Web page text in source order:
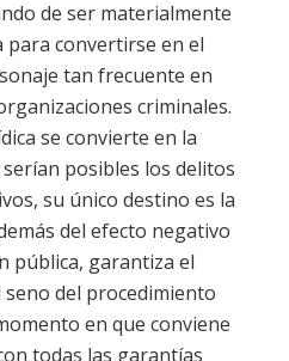
de ser materialmente
convertirse en el
tan frecuente en
criminales.
se convierte en la
posibles los delitos
su único destino es la
del efecto negativo
pública, garantiza el
del procedimiento
en que conviene
todas las garantías